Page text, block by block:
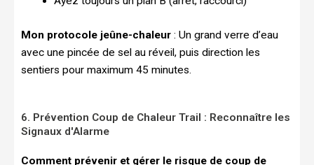
Mon protocole jeûne-chaleur : Un grand verre d’eau
avec une pincée de sel au réveil, puis direction les
sentiers pour maximum 45 minutes.
6. Prévention Coup de Chaleur Trail : Reconnaître les
Signaux d'Alarme
Comment prévenir et gérer le risque de coup de